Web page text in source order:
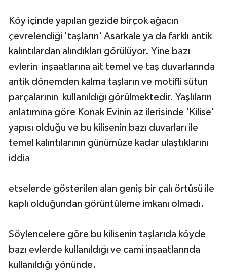
Köy içinde yapılan gezide birçok ağacın
çevrelendiği 'taşların' Asarkale ya da farklı antik
kalıntılardan alındıkları görülüyor. Yine bazı
evlerin inşaatlarına ait temel ve taş duvarlarında
antik dönemden kalma taşların ve motifli sütun
parçalarının kullanıldığı görülmektedir. Yaşlıların
anlatımına göre Konak Evinin az ilerisinde 'Kilise'
yapısı olduğu ve bu kilisenin bazı duvarları ile
temel kalıntılarının günümüze kadar ulaştıklarını
iddia
etselerde gösterilen alan geniş bir çalı örtüsü ile
kaplı olduğundan görüntüleme imkanı olmadı.
Söylencelere göre bu kilisenin taşlarıda köyde
bazı evlerde kullanıldığı ve cami inşaatlarında
kullanıldığı yönünde.